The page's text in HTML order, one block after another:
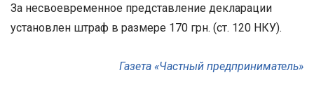
За несвоевременное представление декларации
установлен штраф в размере 170 грн. (ст. 120 НКУ).
Газета «Частный предприниматель»